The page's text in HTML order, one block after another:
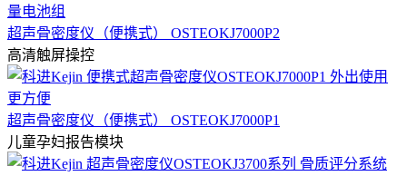
超声骨密度仪（便携式） OSTEOKJ7000P2
高清触屏操控
超声骨密度仪（便携式） OSTEOKJ7000P1
儿童孕妇报告模块